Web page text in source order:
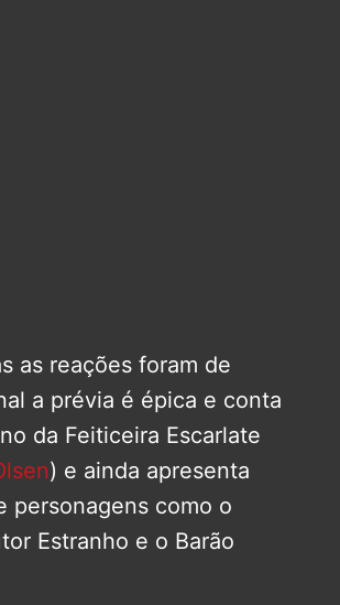
as reações foram de
a prévia é épica e conta
da Feiticeira Escarlate
) e ainda apresenta
personagens como o
Estranho e o Barão